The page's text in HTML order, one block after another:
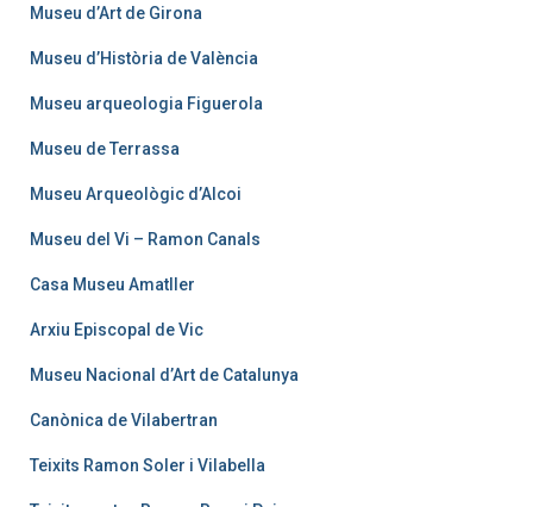
Museu d’Art de Girona
Museu d’Història de València
Museu arqueologia Figuerola
Museu de Terrassa
Museu Arqueològic d’Alcoi
Museu del Vi – Ramon Canals
Casa Museu Amatller
Arxiu Episcopal de Vic
Museu Nacional d’Art de Catalunya
Canònica de Vilabertran
Teixits Ramon Soler i Vilabella